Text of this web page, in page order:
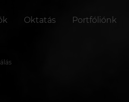
Oktatás Portfóliónk